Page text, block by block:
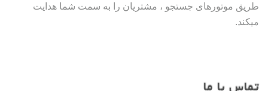
طریق موتورهای جستجو ، مشتریان را به سمت شما هدایت
میکند.
تماس با ما